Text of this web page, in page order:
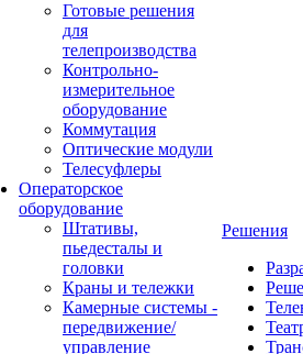
Готовые решения
для
телепроизводства
Контрольно-
измерительное
оборудование
Коммутация
Оптические модули
Телесуфлеры
Операторское
оборудование
Штативы,
пьедесталы и
головки
Краны и тележки
Камерные системы -
передвижение/
управление
Решения